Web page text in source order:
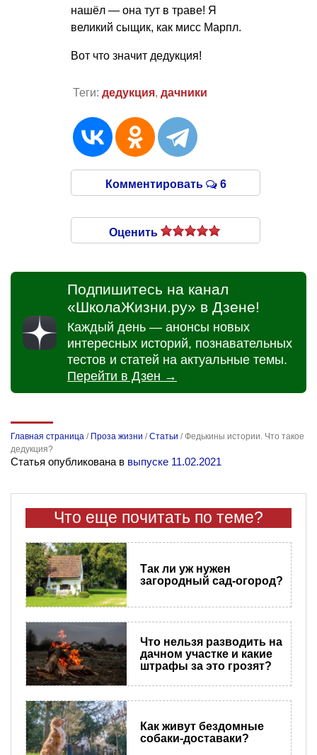
нашёл — она тут в траве! Я
великий сыщик, как мисс Марпл.
Вот что значит дедукция!
Теги: дедукция, дачники
Комментировать 6
Оценить
Подпишитесь на канал
«ШколаЖизни.ру» в Дзене!
Каждый день — анонсы новых
интересных историй, познавательных
тестов и статей на актуальные темы.
Перейти в Дзен →
Главная страница / Проза жизни /Статьи /Федькины истории. Что такое
дедукция?
Статья опубликована в выпуске 11.02.2021
Что еще почитать по теме?
Так ли уж нужен
загородный сад-огород?
Что нельзя разводить на
дачном участке и какие
штрафы за это грозят?
Как живут бездомные
собаки-доставаки?